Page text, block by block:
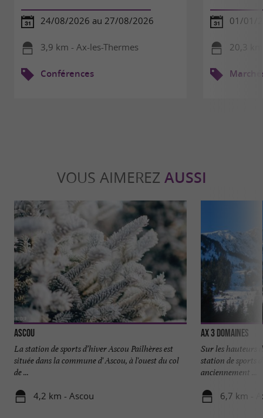
24/08/2026 au 27/08/2026
3,9 km - Ax-les-Thermes
Conférences
01/01/
20,3
VOUS AIMEREZ AUSSI
Ascou
La station de sports d’hiver Ascou Pailhères est
située dans la commune d' Ascou, à l'ouest du col
de ...
4,2 km - Ascou
Ax 3 Domaines
Sur les hauteurs
station de sports
anciennement ...
6,7 km -